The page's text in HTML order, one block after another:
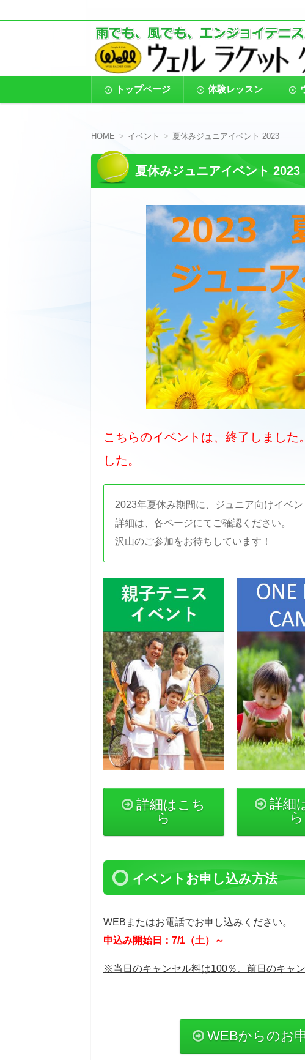
葛飾区金町のインドア
東京都葛飾区のインドアテニススクール。テニ
す。また、４歳からのキッズ、小中高生のジュ
テ
トップページ 体験レッスン
HOME イベント 夏休みジュニアイベント 2023
夏休みジュニアイベント 2023
こちらのイベントは、終了しました
した。
2023年夏休み期間に、ジュニア向けイベン
詳細は、各ページにてご確認ください。
沢山のご参加をお待ちしています！
詳細はこち
ら
詳細
ら
イベントお申し込み方法
WEBまたはお電話でお申し込みください。
申込み開始日：7/1（土）～
※当日のキャンセル料は100％、前日のキャ
WEBからのお